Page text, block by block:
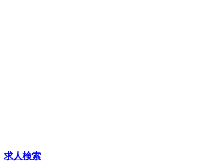
求人検索